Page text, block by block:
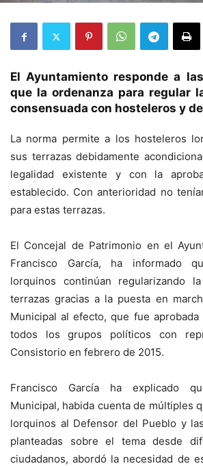
El Ayuntamiento responde a
que la ordenanza para regular
consensuada con hosteleros y
La norma permite a los hosteleros
sus terrazas debidamente
legalidad existente y con la
establecido. Con anterioridad no
para estas terrazas.
El Concejal de Patrimonio en el
Francisco García, ha informado
lorquinos continúan regularizando
terrazas gracias a la puesta en
Municipal al efecto, que fue
todos los grupos políticos con
Consistorio en febrero de 2015.
Francisco García ha explicado
Municipal, habida cuenta de múltiples
lorquinos al Defensor del Pueblo y
planteadas sobre el tema desde
ciudadanos, abordó la necesidad de